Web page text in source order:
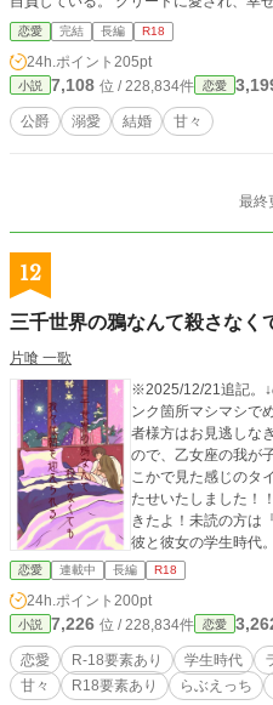
アよりも身分の高い公爵令嬢が現れて
恋愛 完結 長編 R18
24h.ポイント 205pt
小説 7,108 位 / 228,834件 恋愛
公爵 溺愛 結婚 甘々
最終
12
三千世界の鴉なんて殺さなく
片喰 一歌
※2025/12/21追記。↓
ンク箇所マシマシで
者様方はお見逃しな
ので、乙女座の我が
こかで見た感じのタ
たせいたしました！
きたよ！未読の方は
彼と彼女の学生時代
は、試験前になると
れといった進展はな
るまでのお話です。
たエピソードもじゃ
わけさ！ もうこんな
かなかったよね！ ※規定の年齢に達していない方の閲覧を固
く禁じます。
恋愛 連載中 長編 R18
24h.ポイント 200pt
小説 7,226 位 / 228,834件 恋愛
恋愛 R-18要素あり 学生時代
甘々
R18要素あり らぶえっち